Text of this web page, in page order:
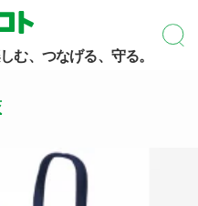
む、つなげる、守る。